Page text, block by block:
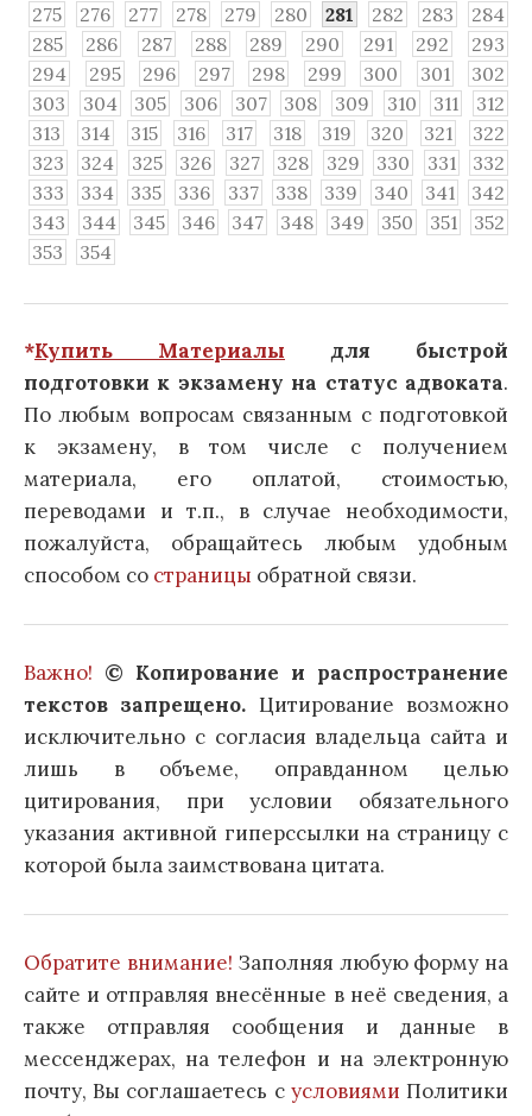
275
276 277 278 279 280 281 282 283
284
285
286 287 288 289 290 291 292
293
294
295 296 297 298 299 300 301
302
303
304 305 306 307 308 309 310 311
312
313
314 315 316 317 318 319 320 321
322
323
324 325 326 327 328 329 330 331
332
333
334 335 336 337 338 339 340 341
342
343
344 345 346 347 348 349 350 351
352
353
354
*Купить Материалы для быстрой
подготовки к экзамену на статус адвоката.
По любым вопросам связанным с подготовкой
к экзамену, в том числе с получением
материала, его оплатой, стоимостью,
переводами и т.п., в случае необходимости,
пожалуйста, обращайтесь любым удобным
способом со страницы обратной связи.
Важно! © Копирование и распространение
текстов запрещено. Цитирование возможно
исключительно с согласия владельца сайта и
лишь в объеме, оправданном целью
цитирования, при условии обязательного
указания активной гиперссылки на страницу с
которой была заимствована цитата.
Обратите внимание! Заполняя любую форму на
сайте и отправляя внесённые в неё сведения, а
также отправляя сообщения и данные в
мессенджерах, на телефон и на электронную
почту, Вы соглашаетесь с условиями Политики